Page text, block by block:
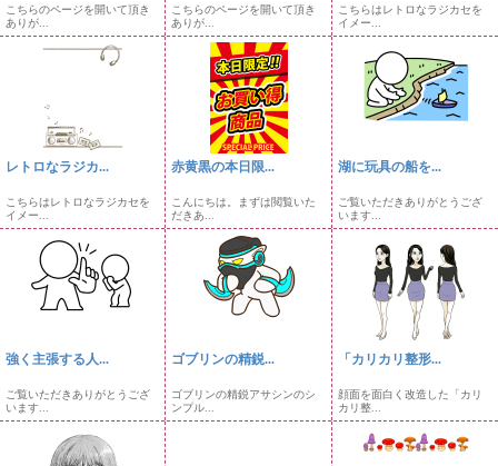
こちらのページを開いて頂き
ありが...
こちらのページを開いて頂き
ありが...
こちらはレトロなラジカセを
イメー...
レトロなラジカ...
こちらはレトロなラジカセを
イメー...
赤黄黒の本日限...
こんにちは。まずは閲覧いた
だきあ...
湖に玩具の船を...
ご覧いただきありがとうござ
います...
強く主張する人...
ご覧いただきありがとうござ
います...
ゴブリンの精鋭...
ゴブリンの精鋭アサシンのシ
ンプル...
「カリカリ整形...
顔面を面白く改造した「カリ
カリ整...